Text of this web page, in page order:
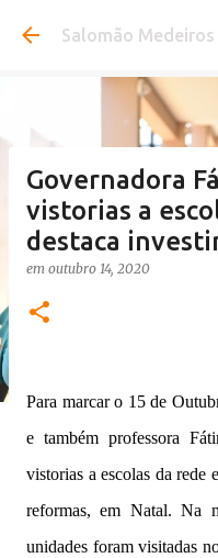
Pular para
Salomão Medeiros
Governadora
vistorias a
destaca
em outubro 14, 2020
Para marcar o 15 de
e também professora
vistorias a escolas da rede
reformas, em Natal. Na
unidades foram visitadas